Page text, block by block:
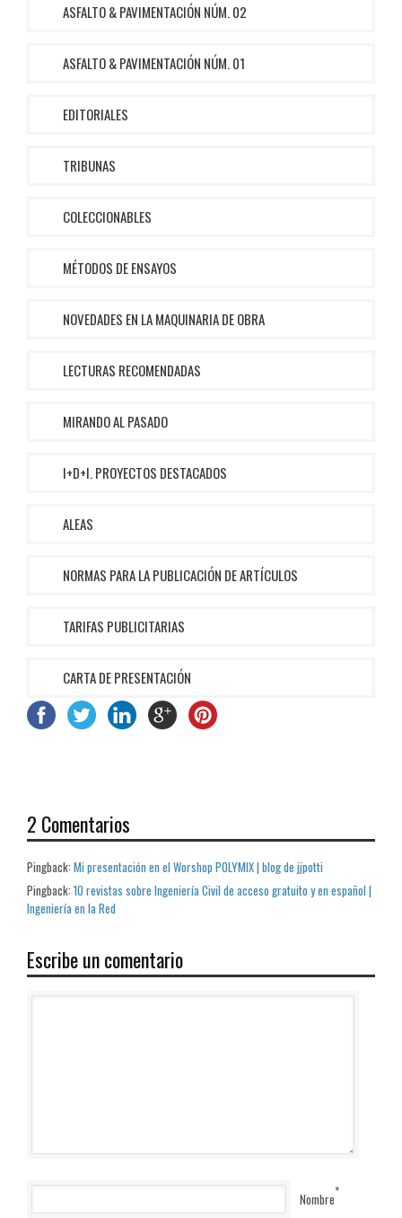
ASFALTO & PAVIMENTACIÓN NÚM. 02
ASFALTO & PAVIMENTACIÓN NÚM. 01
EDITORIALES
TRIBUNAS
COLECCIONABLES
MÉTODOS DE ENSAYOS
NOVEDADES EN LA MAQUINARIA DE OBRA
LECTURAS RECOMENDADAS
MIRANDO AL PASADO
I+D+I. PROYECTOS DESTACADOS
ALEAS
NORMAS PARA LA PUBLICACIÓN DE ARTÍCULOS
TARIFAS PUBLICITARIAS
CARTA DE PRESENTACIÓN
2 Comentarios
Pingback: Mi presentación en el Worshop POLYMIX | blog de jjpotti
Pingback: 10 revistas sobre Ingeniería Civil de acceso gratuito y en español |
Ingeniería en la Red
Escribe un comentario
Nombre*